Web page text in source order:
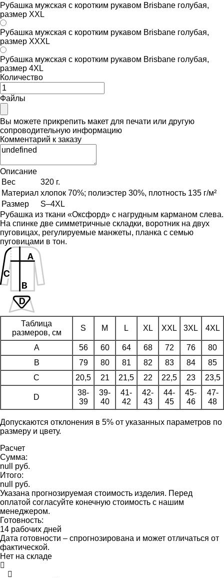
Рубашка мужская с коротким рукавом Brisbane голубая,
размер XXL
Рубашка мужская с коротким рукавом Brisbane голубая,
размер XXXL
Рубашка мужская с коротким рукавом Brisbane голубая,
размер 4XL
Количество
Файлы
Вы можете прикрепить макет для печати или другую
сопроводительную информацию
Комментарий к заказу
Описание
Вес
320 г.
Материал хлопок 70%; полиэстер 30%, плотность 135 г/м²
Размер
S–4XL
Рубашка из ткани «Оксфорд» с нагрудным карманом слева.
На спинке две симметричные складки, воротник на двух
пуговицах, регулируемые манжеты, планка с семью
пуговицами в тон.
Таблица
размеров, см
S M L XL XXL 3XL 4XL
A 56 60 64 68 72 76
80
B
79 80 81 82 83 84
85
C
20,5 21 21,5 22 22,5 23 23,5
D
38-
39
39-
40
41-
42
42-
43
44-
45
45-
46
47-
48
Допускаются отклонения в 5% от указанных параметров по
размеру и цвету.
Расчет
Сумма:
null руб.
Итого:
null руб.
Указана прогнозируемая стоимость изделия. Перед
оплатой согласуйте конечную стоимость с нашим
менеджером.
Готовность:
14 рабочих дней
Дата готовности – спрогнозирована и может отличаться от
фактической.
Нет на складе